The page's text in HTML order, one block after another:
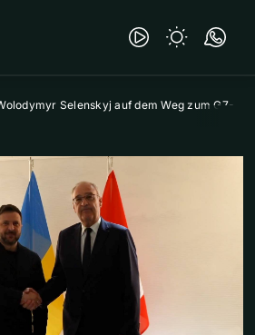
Selenskyj auf dem Weg zum G7-